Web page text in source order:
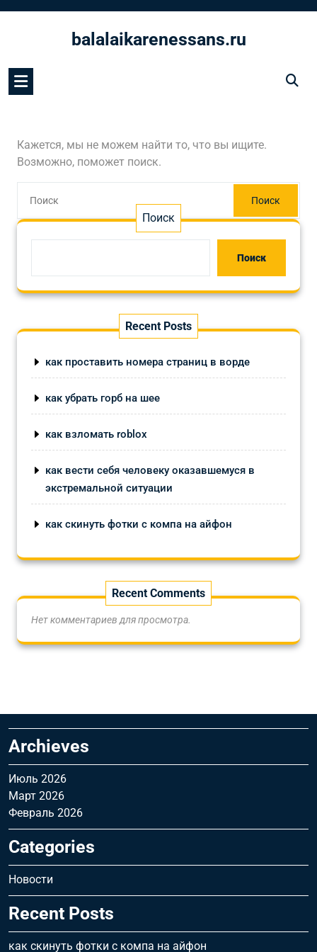
balalaikarenessans.ru
Кажется, мы не можем найти то, что вы ищите.
Возможно, поможет поиск.
Поиск
Поиск
Поиск
Recent Posts
как проставить номера страниц в ворде
как убрать горб на шее
как взломать roblox
как вести себя человеку оказавшемуся в
экстремальной ситуации
как скинуть фотки с компа на айфон
Recent Comments
Нет комментариев для просмотра.
Archieves
Июль 2026
Март 2026
Февраль 2026
Categories
Новости
Recent Posts
как скинуть фотки с компа на айфон